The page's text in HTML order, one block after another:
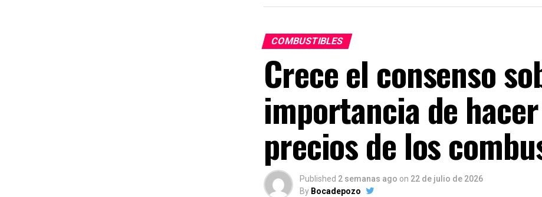
COMBUSTIBLES
Crece el consenso
importancia de
precios de los
Published 2 semanas ago on 22 de julio de 2026
By Bocadepozo